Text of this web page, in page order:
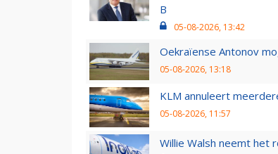
B
05-08-2026, 13:42
Oekraïense Antonov
05-08-2026, 13:18
KLM annuleert
05-08-2026, 11:57
Willie Walsh neemt het